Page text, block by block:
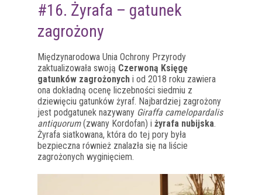
#16. Żyrafa – gatunek
zagrożony
Międzynarodowa Unia Ochrony Przyrody
zaktualizowała swoją Czerwoną Księgę
gatunków zagrożonych i od 2018 roku zawiera
ona dokładną ocenę liczebności siedmiu z
dziewięciu gatunków żyraf. Najbardziej zagrożony
jest podgatunek nazywany Giraffa camelopardalis
antiquorum(zwany Kordofan) i żyrafa nubijska.
Żyrafa siatkowana, która do tej pory była
bezpieczna również znalazła się na liście
zagrożonych wyginięciem.